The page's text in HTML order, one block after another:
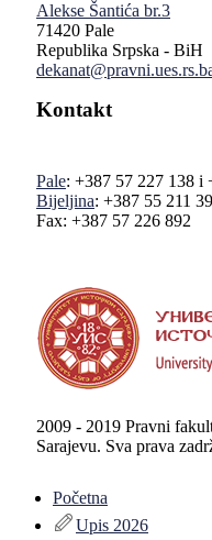
Alekse Šantića br.3
71420 Pale
Republika Srpska - BiH
Kontakt
Pale: +387 57 227 138 i
Bijeljina: +387 55 211
Fax: +387 57 226 892
2009 - 2019 Pravni
Sarajevu. Sva prava
Početna
Upis 2026